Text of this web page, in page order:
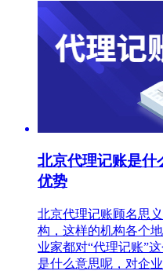
北京代理记账是什
优势
北京代理记账顾名思
构，这样的机构各个
业家都对“代理记账”
是什么意思呢，对企